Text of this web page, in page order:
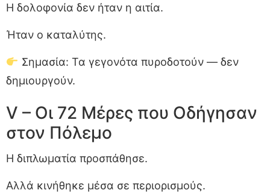
Η δολοφονία δεν ήταν η αιτία.
Ήταν ο καταλύτης.
Σημασία: Τα γεγονότα πυροδοτούν — δεν
δημιουργούν.
V – Οι 72 Μέρες που Οδήγησαν
στον Πόλεμο
Η διπλωματία προσπάθησε.
Αλλά κινήθηκε μέσα σε περιορισμούς.